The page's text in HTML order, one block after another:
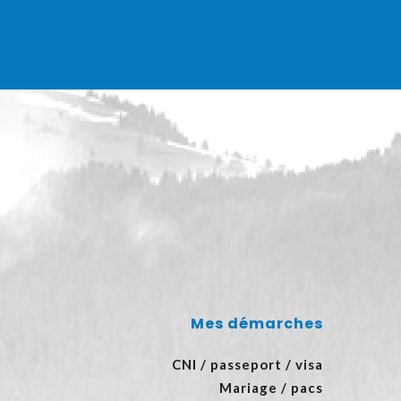
Mes démarches
CNI / passeport / visa
Mariage / pacs